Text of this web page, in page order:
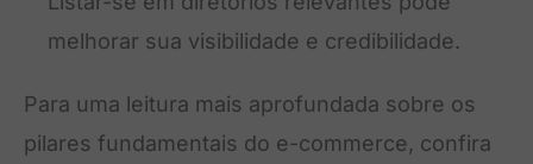
melhorar sua visibilidade e credibilidade.
Para uma leitura mais aprofundada sobre os
pilares fundamentais do e-commerce, confira